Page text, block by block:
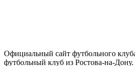
Официальный сайт футбольного
футбольный клуб из Ростова-на-